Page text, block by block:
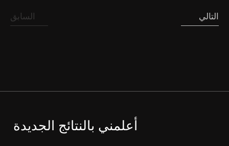
السابق التالي
أعلمني بالنتائج الجديدة